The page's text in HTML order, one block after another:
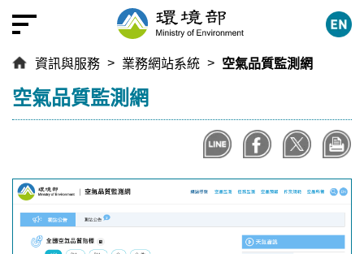
跳
到
要
內
容
資訊與服務 業務網站系統
空氣品質監測網
:::
空氣品質監測網